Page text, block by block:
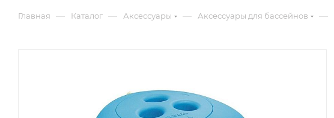
Главная — Каталог — Аксессуары — Аксессуары для бассейнов —